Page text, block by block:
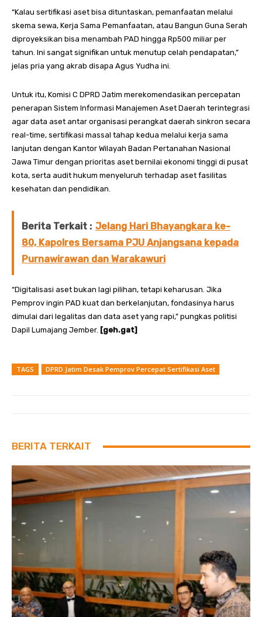
“Kalau sertifikasi aset bisa dituntaskan, pemanfaatan melalui
skema sewa, Kerja Sama Pemanfaatan, atau Bangun Guna Serah
diproyeksikan bisa menambah PAD hingga Rp500 miliar per
tahun. Ini sangat signifikan untuk menutup celah pendapatan,”
jelas pria yang akrab disapa Agus Yudha ini.
Untuk itu, Komisi C DPRD Jatim merekomendasikan percepatan
penerapan Sistem Informasi Manajemen Aset Daerah terintegrasi
agar data aset antar organisasi perangkat daerah sinkron secara
real-time, sertifikasi massal tahap kedua melalui kerja sama
lanjutan dengan Kantor Wilayah Badan Pertanahan Nasional
Jawa Timur dengan prioritas aset bernilai ekonomi tinggi di pusat
kota, serta audit hukum menyeluruh terhadap aset fasilitas
kesehatan dan pendidikan.
Berita Terkait : Jelang Hari Bhayangkara ke-
80, Kapolres Bersama PJU Anjangsana kepada
Purnawirawan dan Warakawuri
“Digitalisasi aset bukan lagi pilihan, tetapi keharusan. Jika
Pemprov ingin PAD kuat dan berkelanjutan, fondasinya harus
dimulai dari legalitas dan data aset yang rapi,” pungkas politisi
Dapil Lumajang Jember. [geh.gat]
TAGS DPRD Jatim Desak Pemprov Percepat Sertifikasi Aset
BERITA TERKAIT